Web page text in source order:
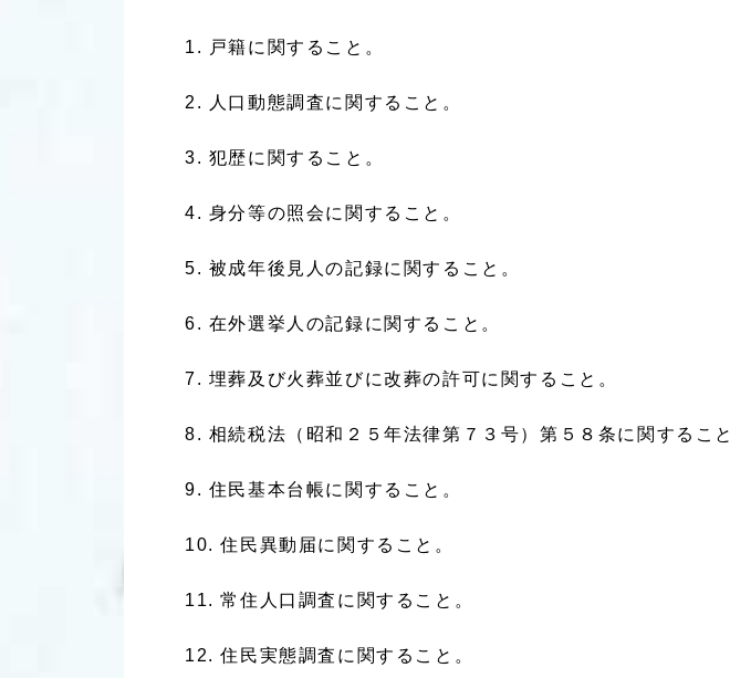
戸籍に関すること。
人口動態調査に関すること。
犯歴に関すること。
身分等の照会に関すること。
被成年後見人の記録に関すること。
在外選挙人の記録に関すること。
埋葬及び火葬並びに改葬の許可に関すること。
相続税法（昭和２５年法律第７３号）第５８条に関すること
住民基本台帳に関すること。
住民異動届に関すること。
常住人口調査に関すること。
住民実態調査に関すること。